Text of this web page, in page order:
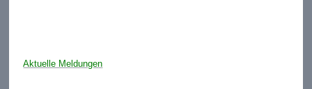
Aktuelle Meldungen